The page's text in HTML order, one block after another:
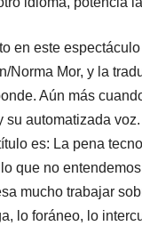
en este
Norma Mor, y la
Aún más
su automatizada
es: La pena
que no
mucho trabajar
lo foráneo, lo